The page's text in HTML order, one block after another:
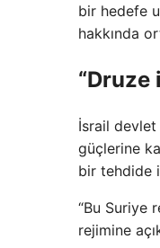
bir hedefe
hakkında
İsrail devlet
güçlerine
bir tehdide
“Bu Suriye
rejimine